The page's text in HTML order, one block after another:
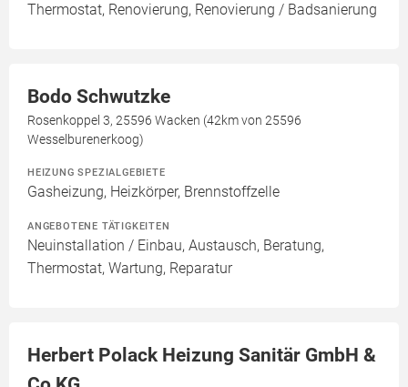
Thermostat, Renovierung, Renovierung / Badsanierung
Bodo Schwutzke
Rosenkoppel 3, 25596 Wacken (42km von 25596
Wesselburenerkoog)
HEIZUNG SPEZIALGEBIETE
Gasheizung, Heizkörper, Brennstoffzelle
ANGEBOTENE TÄTIGKEITEN
Neuinstallation / Einbau, Austausch, Beratung,
Thermostat, Wartung, Reparatur
Herbert Polack Heizung Sanitär GmbH &